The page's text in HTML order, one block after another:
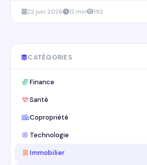
22 juin 2026 12 min 192
CATÉGORIES
Finance
Santé
Copropriété
Technologie
Immobilier